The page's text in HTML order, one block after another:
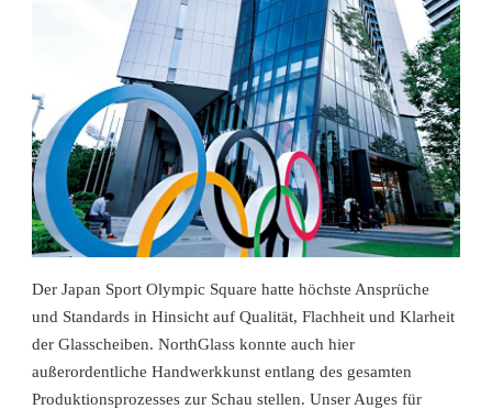
Der Japan Sport Olympic Square hatte höchste Ansprüche
und Standards in Hinsicht auf Qualität, Flachheit und Klarheit
der Glasscheiben. NorthGlass konnte auch hier
außerordentliche Handwerkkunst entlang des gesamten
Produktionsprozesses zur Schau stellen. Unser Auges für